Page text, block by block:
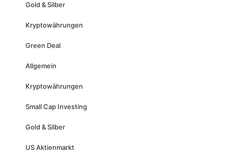
Gold & Silber
Kryptowährungen
Green Deal
Allgemein
Kryptowährungen
Small Cap Investing
Gold & Silber
US Aktienmarkt